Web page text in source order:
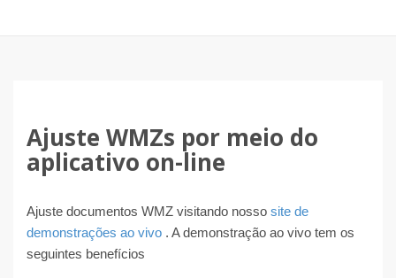
Ajuste WMZs por meio do
aplicativo on-line
Ajuste documentos WMZ visitando nosso site de
demonstrações ao vivo . A demonstração ao vivo tem os
seguintes benefícios